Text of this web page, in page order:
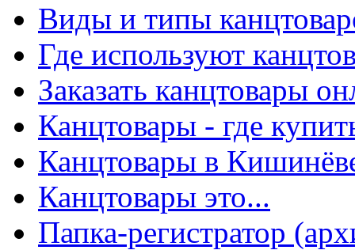
Виды и типы
Где используют
Заказать канцтовары
Канцтовары - где
Канцтовары в
Канцтовары это...
Папка-регистратор